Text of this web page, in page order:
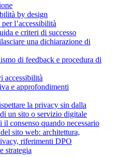
by design
l’accessibilità
e criteri di successo
una dichiarazione di
di feedback e procedura di
accessibilità
e approfondimenti
la privacy sin dalla
un sito o servizio digitale
il consenso quando necessario
sito web: architettura,
riferimenti DPO
strategia